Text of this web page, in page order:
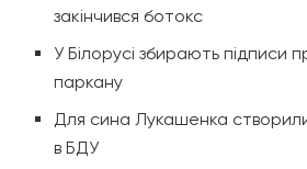
закінчився ботокс
У Білорусі збирають підписи
паркану
Для сина Лукашенка створили
в БДУ